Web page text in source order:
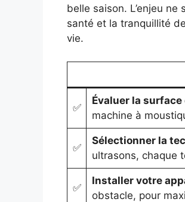
belle saison. L’enjeu
santé et la tranquillité
vie.
✅
Évaluer la
machine à
✅
Sélectionner la
ultrasons, chaque
✅
Installer votre
obstacle, pour